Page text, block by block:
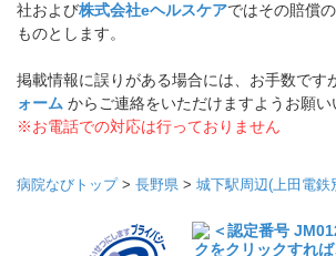
社および株式会社eヘルスケアではその賠償
ものとします。
掲載情報に誤りがある場合には、お手数です
ォーム からご連絡をいただけますようお願い
※お電話での対応は行っておりません
病院なびトップ> 長野県 > 城下駅周辺(上田電鉄